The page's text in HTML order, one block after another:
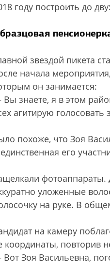
году построить до
звездой пикета
начала
он занимается:
знаете, я в этом
агитирую голосовать
похоже, что Зоя
его
фотоаппараты.
уложенные
на руке. В
на камеру
координаты, повторив
Зоя Васильевна,